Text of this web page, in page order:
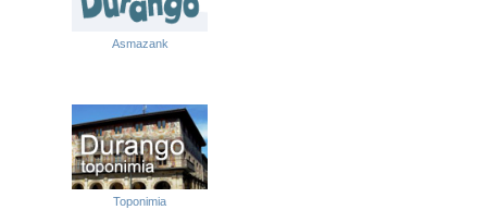
Asmazank
Toponimia